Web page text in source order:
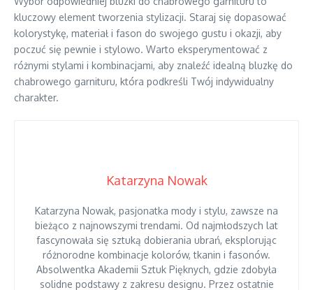
kluczowy element tworzenia stylizacji. Staraj się dopasować
kolorystykę, materiał i fason do swojego gustu i okazji, aby
poczuć się pewnie i stylowo. Warto eksperymentować z
różnymi stylami i kombinacjami, aby znaleźć idealną bluzkę do
chabrowego garnituru, która podkreśli Twój indywidualny
charakter.
Katarzyna Nowak
Katarzyna Nowak, pasjonatka mody i stylu, zawsze na
bieżąco z najnowszymi trendami. Od najmłodszych lat
fascynowała się sztuką dobierania ubrań, eksplorując
różnorodne kombinacje kolorów, tkanin i fasonów.
Absolwentka Akademii Sztuk Pięknych, gdzie zdobyła
solidne podstawy z zakresu designu. Przez ostatnie